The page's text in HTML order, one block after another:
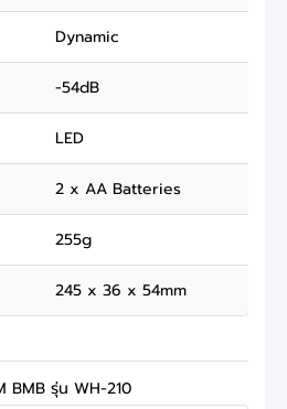
Dynamic
-54dB
LED
2 x AA Batteries
255g
245 x 36 x 54mm
BMB รุ่น WH-210